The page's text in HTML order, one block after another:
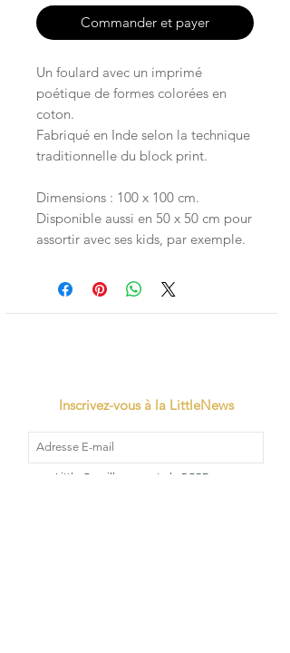
Commander et payer
Un foulard avec un imprimé
poétique de formes colorées en
coton.
Fabriqué en Inde selon la technique
traditionnelle du block print.
Dimensions : 100 x 100 cm.
Disponible aussi en 50 x 50 cm pour
assortir avec ses kids, par exemple.
Inscrivez-vous à la LittleNews
Little Canaille respecte le RGPD, en